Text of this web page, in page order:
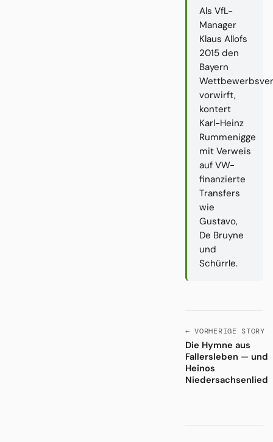
Als VfL-
Manager
Klaus Allofs
2015 den
Bayern
vorwirft,
kontert
Karl-Heinz
Rummenigge
mit Verweis
auf VW-
finanzierte
Transfers
wie
Gustavo,
De Bruyne
und
Schürrle.
← VORHERIGE STORY
Die Hymne aus
Fallersleben — und
Heinos
Niedersachsenlied